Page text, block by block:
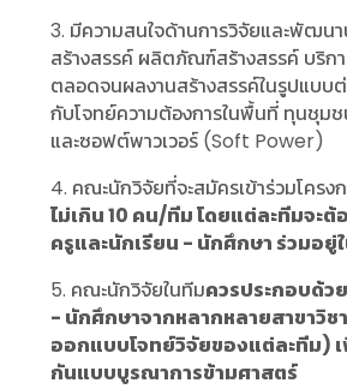
3. มีความสนใจด้านการวิจัยและพัฒน
สร้างสรรค์ ผลิตภัณฑ์สร้างสรรค์ บริก
ตลอดจนผลงานสร้างสรรค์ในรูปแบบ
กับโจทย์ความต้องการในพื้นที่ ทุนชุ
และซอฟต์พาวเวอร์ (Soft Power)
4. คณะนักวิจัยที่จะสมัครเข้าร่วมโครง
ไม่เกิน 10 คน/ทีม โดยแต่ละทีมจะ
ครูและนักเรียน - นักศึกษา ร่วมอยู่
5. คณะนักวิจัยในทีมควรประกอบด้ว
- นักศึกษาจากหลากหลายสาขาวิช
ออกแบบโจทย์วิจัยของแต่ละทีม)
กันแบบบูรณาการข้ามศาสตร์